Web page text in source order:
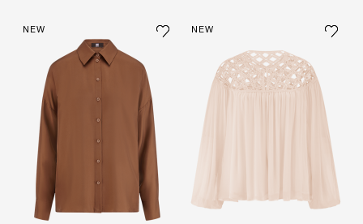
NEW NEW